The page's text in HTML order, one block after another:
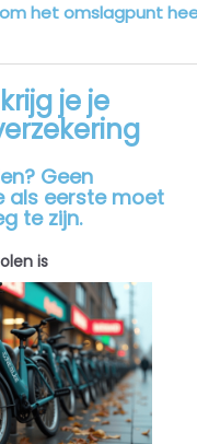
het omslagpunt
je je
Geen
als eerste moet
te zijn.
is